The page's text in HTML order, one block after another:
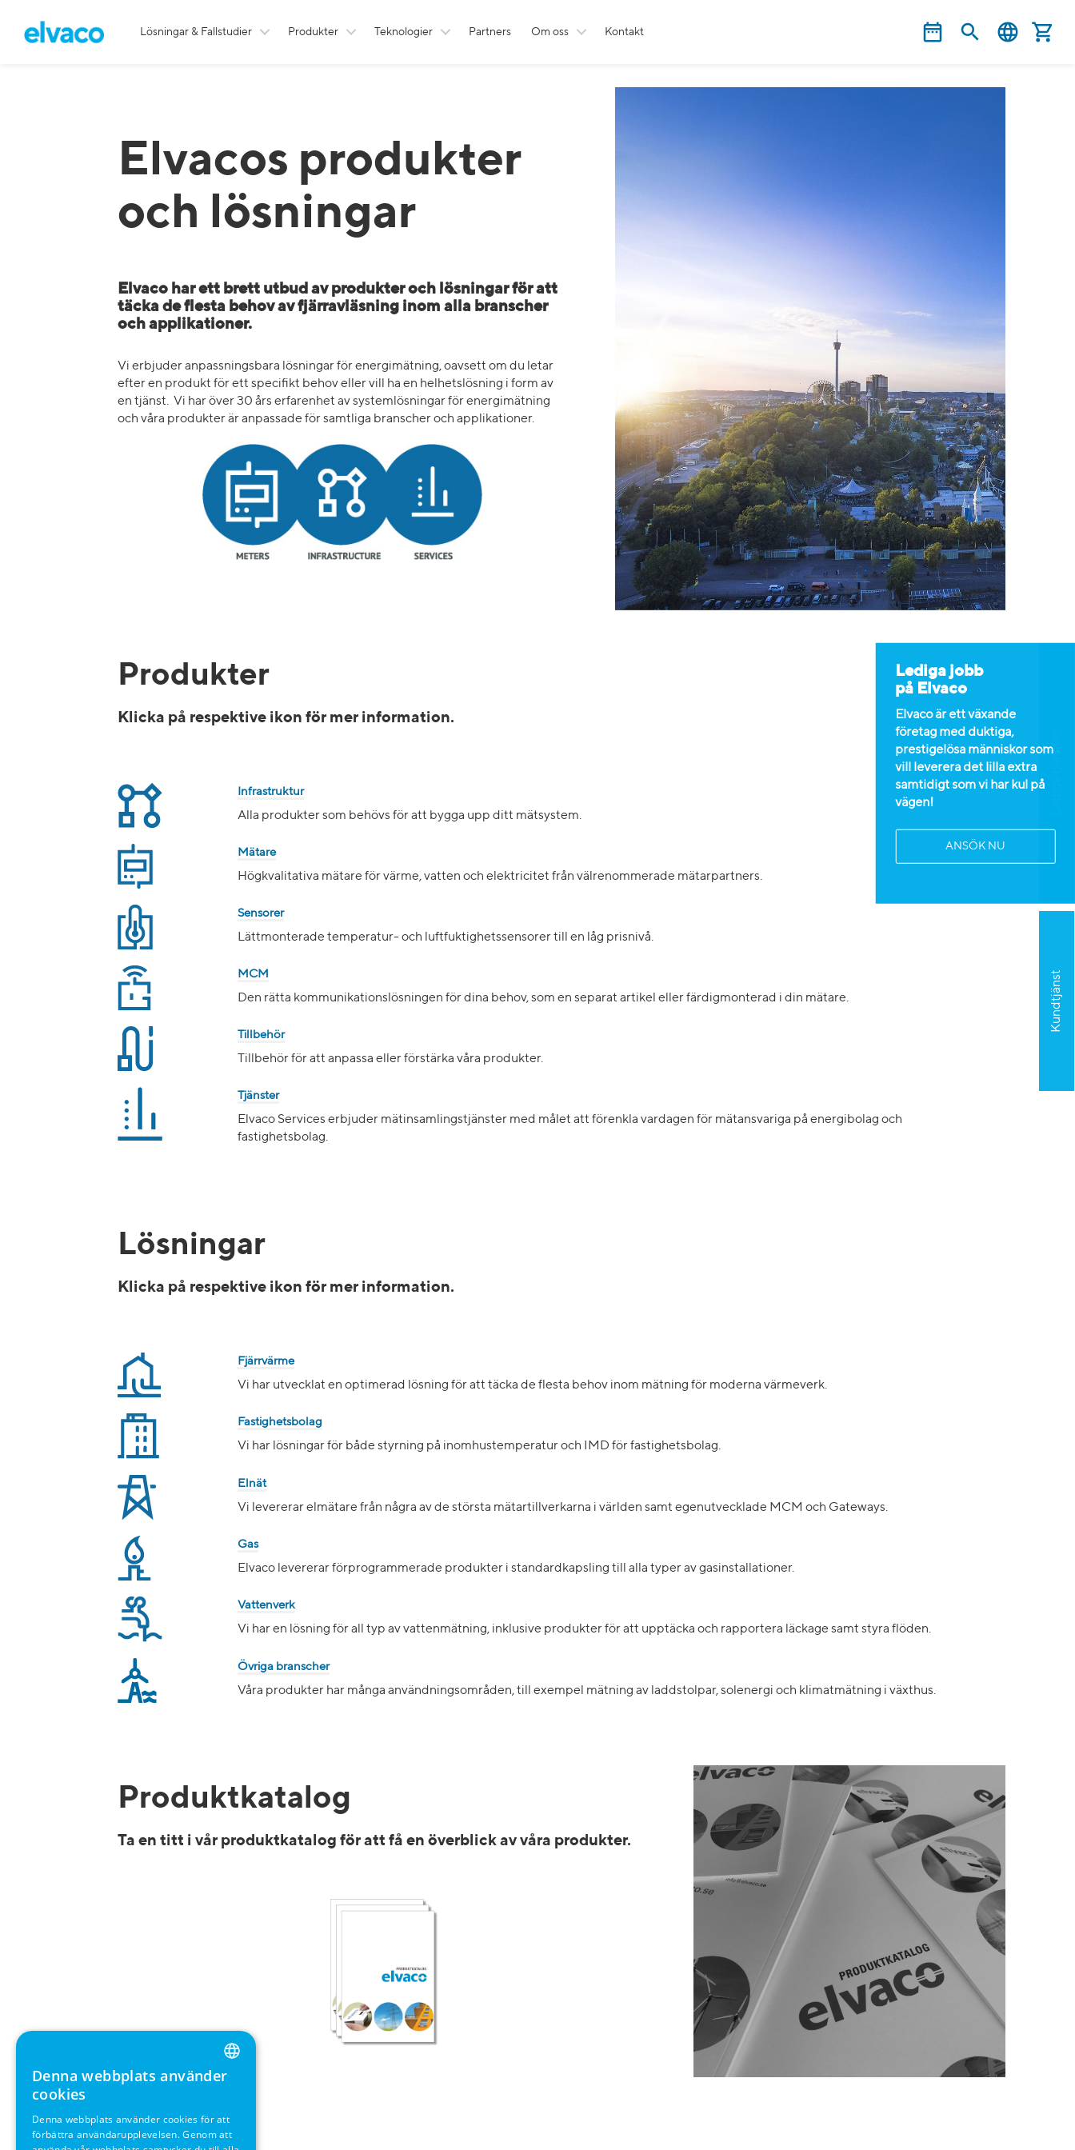
Lösningar & Fallstudier Produkter Teknologier Partners Om oss Kontakt
Kundtjänst
Lediga tjänster
Lediga jobb
på Elvaco
Elvaco är ett växande
företag med duktiga,
prestigelösa människor som
vill leverera det lilla extra
samtidigt som vi har kul på
vägen!
ANSÖK NU
Elvacos produkter
och lösningar
Elvaco har ett brett utbud av produkter och lösningar för att
täcka de flesta behov av fjärravläsning inom alla branscher
och applikationer.
Vi erbjuder anpassningsbara lösningar för energimätning, oavsett om du letar
efter en produkt för ett specifikt behov eller vill ha en helhetslösning i form av
en tjänst. Vi har över 30 års erfarenhet av systemlösningar för energimätning
och våra produkter är anpassade för samtliga branscher och applikationer.
Produkter
Klicka på respektive ikon för mer information.
Infrastruktur
Alla produkter som behövs för att bygga upp ditt mätsystem.
Mätare
Högkvalitativa mätare för värme, vatten och elektricitet från välrenommerade mätarpartners.
Sensorer
Lättmonterade temperatur- och luftfuktighetssensorer till en låg prisnivå.
MCM
Den rätta kommunikationslösningen för dina behov, som en separat artikel eller färdigmonterad i din mätare.
Tillbehör
Tillbehör för att anpassa eller förstärka våra produkter.
Tjänster
Elvaco Services erbjuder mätinsamlingstjänster med målet att förenkla vardagen för mätansvariga på energibolag och
fastighetsbolag.
Lösningar
Klicka på respektive ikon för mer information.
Fjärrvärme
Vi har utvecklat en optimerad lösning för att täcka de flesta behov inom mätning för moderna värmeverk.
Fastighetsbolag
Vi har lösningar för både styrning på inomhustemperatur och IMD för fastighetsbolag.
Elnät
Vi levererar elmätare från några av de största mätartillverkarna i världen samt egenutvecklade MCM och Gateways.
Gas
Elvaco levererar förprogrammerade produkter i standardkapsling till alla typer av gasinstallationer.
Vattenverk
Vi har en lösning för all typ av vattenmätning, inklusive produkter för att upptäcka och rapportera läckage samt styra flöden.
Övriga branscher
Våra produkter har många användningsområden, till exempel mätning av laddstolpar, solenergi och klimatmätning i växthus.
Produktkatalog
Ta en titt i vår produktkatalog för att få en överblick av våra produkter.
ENGLISH
SWEDISH
Denna webbplats använder
cookies
Denna webbplats använder cookies för att
förbättra användarupplevelsen. Genom att